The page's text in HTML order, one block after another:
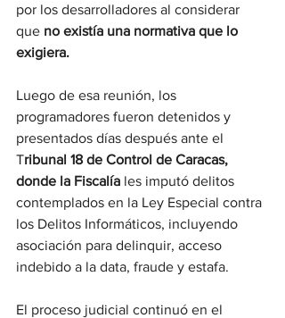
por los desarrolladores al considerar
que no existía una normativa que lo
exigiera.
Luego de esa reunión, los
programadores fueron detenidos y
presentados días después ante el
Tribunal 18 de Control de Caracas,
donde la Fiscalía les imputó delitos
contemplados en la Ley Especial contra
los Delitos Informáticos, incluyendo
asociación para delinquir, acceso
indebido a la data, fraude y estafa.
El proceso judicial continuó en el